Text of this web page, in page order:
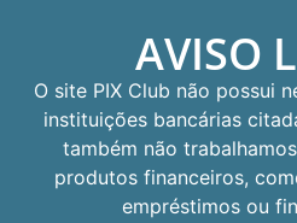
AVISO
O site PIX Club não possui
instituições bancárias
também não
produtos financeiros,
empréstimos ou